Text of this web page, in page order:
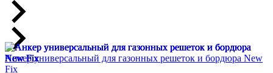
Анкер универсальный для газонных решеток и бордюра New
Fix